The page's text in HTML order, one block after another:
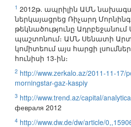
1 2012թ. ապրիլին ԱՄՆ
ներկայացրեց Ռիչարդ
թեկնածությունը
պաշտոնում։ ԱՄՆ Սենատի
կոմիտեում այս հարցի
հունիսի 13-ին։
2 http://www.zerkalo.az/2011-11-17/
morningstar-gaz-kaspiy
3 http://www.trend.az/capital/
февраля 2012
4 http://www.dw.de/dw/article/